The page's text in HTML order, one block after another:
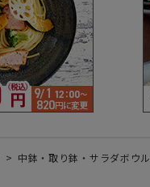
- カ
中鉢・取り鉢・サラダボウル